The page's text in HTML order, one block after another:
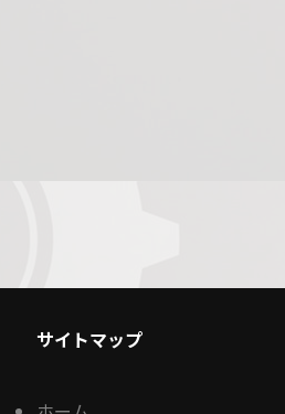
サイトマップ